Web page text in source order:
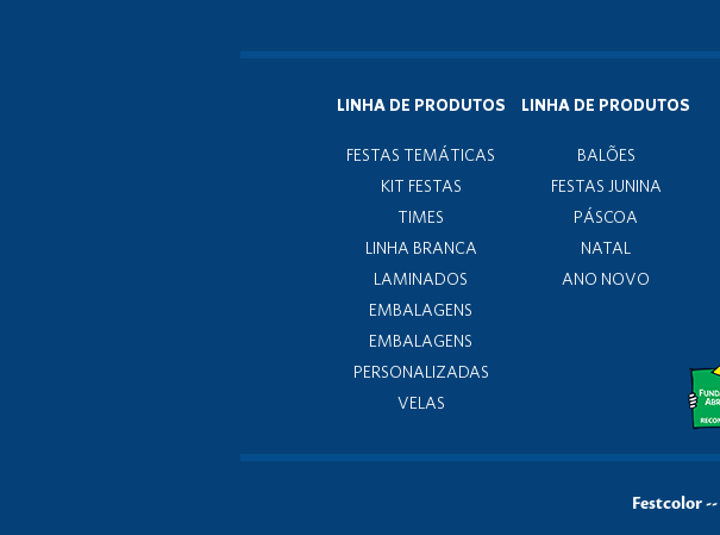
LINHA DE PRODUTOS
FESTAS TEMÁTICAS
KIT FESTAS
TIMES
LINHA BRANCA
LAMINADOS
EMBALAGENS
EMBALAGENS
PERSONALIZADAS
VELAS
LINHA DE PRODUTOS
BALÕES
FESTAS JUNINA
PÁSCOA
NATAL
ANO NOVO
Festcolor--